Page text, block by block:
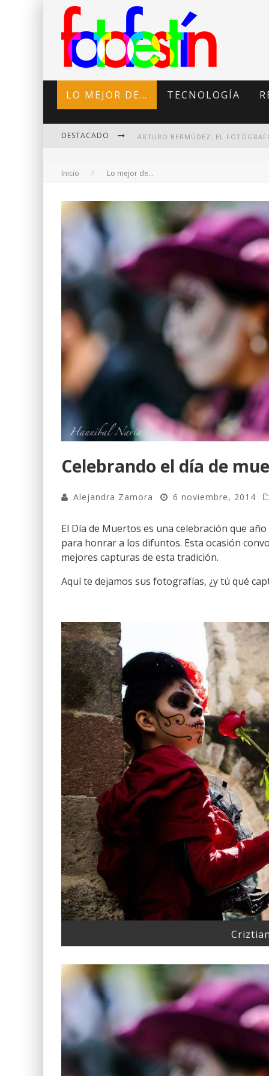
LO MEJOR DE… TECNOLOGÍA
DESTACADO
Inicio Lo mejor de...
Celebrando el día de
Alejandra Zamora 6 noviembre, 2014
El Día de Muertos es una celebración que
para honrar a los difuntos. Esta ocasión
mejores capturas de esta tradición.
Aquí te dejamos sus fotografías, ¿y tú qué